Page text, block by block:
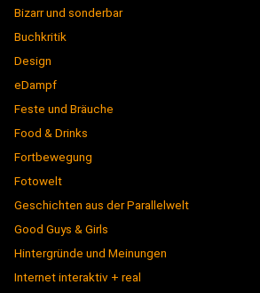
Bizarr und sonderbar
Buchkritik
Design
eDampf
Feste und Bräuche
Food & Drinks
Fortbewegung
Fotowelt
Geschichten aus der Parallelwelt
Good Guys & Girls
Hintergründe und Meinungen
Internet interaktiv + real